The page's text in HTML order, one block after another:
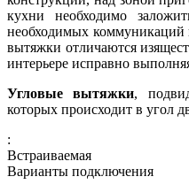
кухни необходимо
необходимых
вытяжки отличаются
интерьере исправно
Угловые вытяжки,
которых происходит в угол
:
Встраиваемая
Варианты подключения